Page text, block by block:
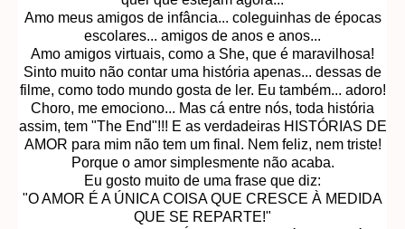
Amo meus amigos de infância... coleguinhas de épocas
escolares... amigos de anos e anos...
Amo amigos virtuais, como a She, que é maravilhosa!
Sinto muito não contar uma história apenas... dessas de
filme, como todo mundo gosta de ler. Eu também... adoro!
Choro, me emociono... Mas cá entre nós, toda história
assim, tem "The End"!!! E as verdadeiras HISTÓRIAS DE
AMOR para mim não tem um final. Nem feliz, nem triste!
Porque o amor simplesmente não acaba.
Eu gosto muito de uma frase que diz:
"O AMOR É A ÚNICA COISA QUE CRESCE À MEDIDA
QUE SE REPARTE!"